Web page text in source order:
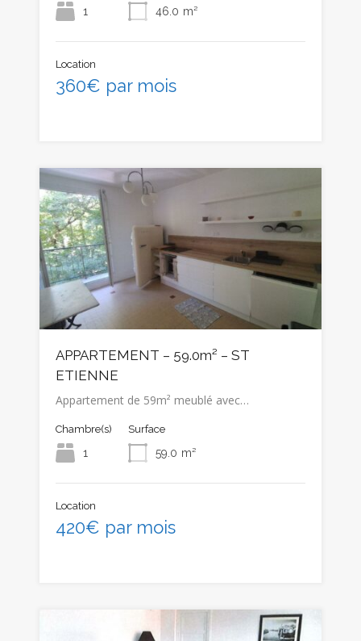
1 46.0 m²
Location
360€ par mois
APPARTEMENT – 59.0m² – ST
ETIENNE
Appartement de 59m² meublé avec…
Chambre(s)
1
Surface
59.0 m²
Location
420€ par mois